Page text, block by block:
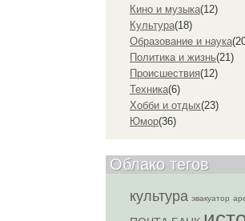
Кино и музыка(12)
Культура(18)
Образование и наука
Политика и жизнь(21)
Проиcшествия(12)
Техника(6)
Хобби и отдых(23)
Юмор(36)
Облако тегов
культура эвакуатор